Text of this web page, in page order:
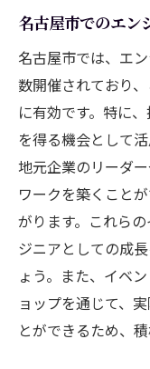
顧客ニ
ション戦
業務改善
チームワ
ビジネス
コスト削
エンジニアと
のステップ
キャリア
リーダー
ップ
名古屋市でのエン
名古屋市では、エ
数開催されており
に有効です。特に
を得る機会として
地元企業のリーダ
ワークを築くこと
がります。これら
ジニアとしての成
ょう。また、イベ
ョップを通じて、
とができるため、